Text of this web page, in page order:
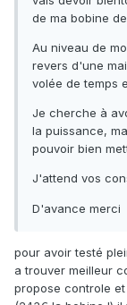
de ma bobine
Au niveau de
revers d'une
volée de temps
Je cherche à
la puissance,
pouvoir bien
J'attend vos
D'avance merci
pour avoir testé
a trouver meilleur
propose controle